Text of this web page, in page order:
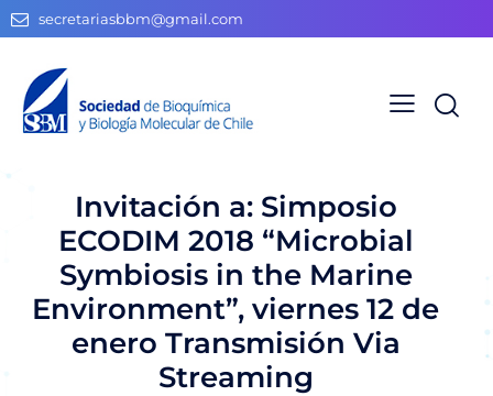
secretariasbbm@gmail.com
Invitación a: Simposio
ECODIM 2018 “Microbial
Symbiosis in the Marine
Environment”, viernes 12 de
enero Transmisión Via
Streaming